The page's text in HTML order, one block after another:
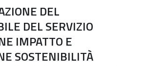
DEL
DEL SERVIZIO
IMPATTO E
SOSTENIBILITÀ